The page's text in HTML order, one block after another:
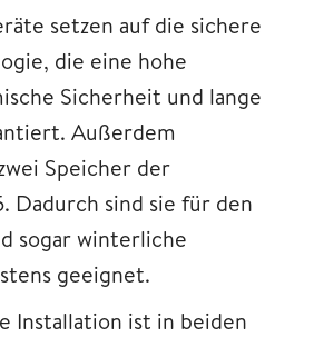
setzen auf die sichere
die eine hohe
Sicherheit und lange
Außerdem
Speicher der
Dadurch sind sie für den
sogar winterliche
geeignet.
Installation ist in beiden